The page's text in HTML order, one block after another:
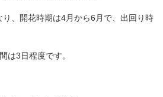
、開花時期は4月から6月で、出回り時
は3日程度です。